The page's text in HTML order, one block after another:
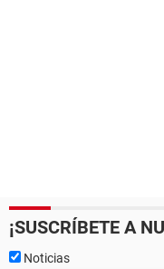
¡SUSCRÍBETE A
Noticias